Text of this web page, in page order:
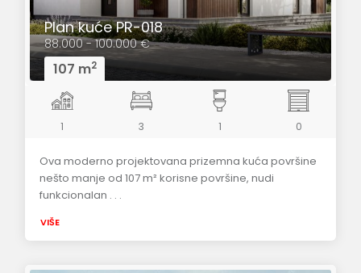
Plan kuće PR-018
88.000 - 100.000 €
107 m2
1 3 1 0
Ova moderno projektovana prizemna kuća površine
nešto manje od 107 m² korisne površine, nudi
funkcionalan . . .
VIŠE